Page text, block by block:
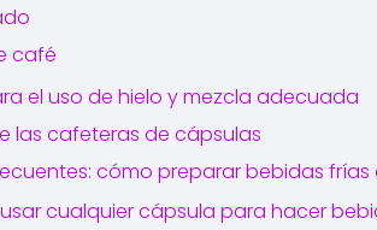
café
el uso de hielo y mezcla adecuada
las cafeteras de cápsulas
cómo preparar bebidas
usar cualquier cápsula para hacer